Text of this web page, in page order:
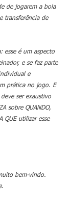
de jogarem a bola
transferência de
esse é um aspecto
e se faz parte
e
prática no jogo. E
ser exaustivo
sobre QUANDO,
QUE utilizar esse
bem-vindo.